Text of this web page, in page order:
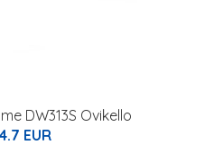
DW313S Ovikello
EUR